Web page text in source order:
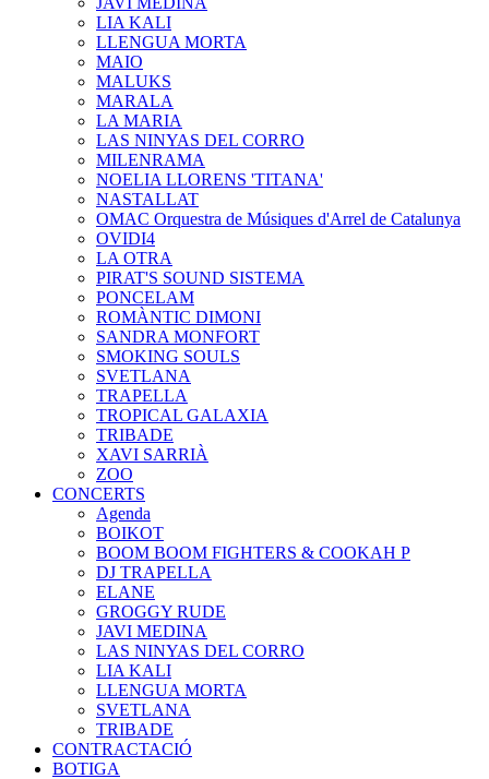
LIA KALI
LLENGUA MORTA
MAIO
MALUKS
MARALA
LA MARIA
LAS NINYAS DEL CORRO
MILENRAMA
NOELIA LLORENS 'TITANA'
NASTALLAT
OMAC Orquestra de Músiques d'Arrel de Catalunya
OVIDI4
LA OTRA
PIRAT'S SOUND SISTEMA
PONCELAM
ROMÀNTIC DIMONI
SANDRA MONFORT
SMOKING SOULS
SVETLANA
TRAPELLA
TROPICAL GALAXIA
TRIBADE
XAVI SARRIÀ
ZOO
CONCERTS
Agenda
BOIKOT
BOOM BOOM FIGHTERS & COOKAH P
DJ TRAPELLA
ELANE
GROGGY RUDE
JAVI MEDINA
LAS NINYAS DEL CORRO
LIA KALI
LLENGUA MORTA
SVETLANA
TRIBADE
CONTRACTACIÓ
BOTIGA